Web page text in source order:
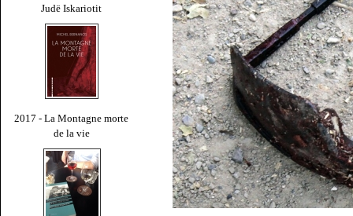
Judë Iskariotit
2017 - La Montagne morte
de la vie